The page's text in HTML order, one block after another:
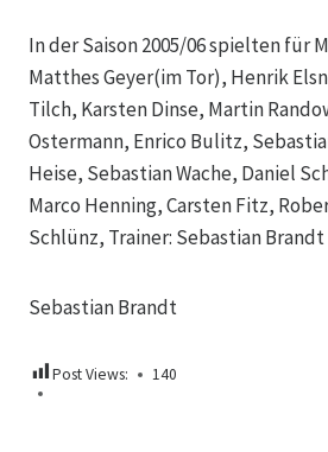
In der Saison 2005/06 spielten für
Matthes Geyer(im Tor), Henrik
Tilch, Karsten Dinse, Martin
Ostermann, Enrico Bulitz,
Heise, Sebastian Wache, Daniel
Marco Henning, Carsten Fitz,
Schlünz, Trainer: Sebastian Brandt
Sebastian Brandt
Post Views: 140